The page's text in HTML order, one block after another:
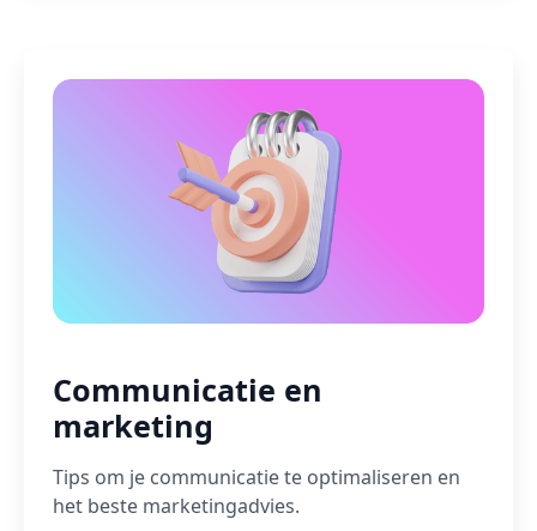
Communicatie en
marketing
Tips om je communicatie te optimaliseren en
het beste marketingadvies.